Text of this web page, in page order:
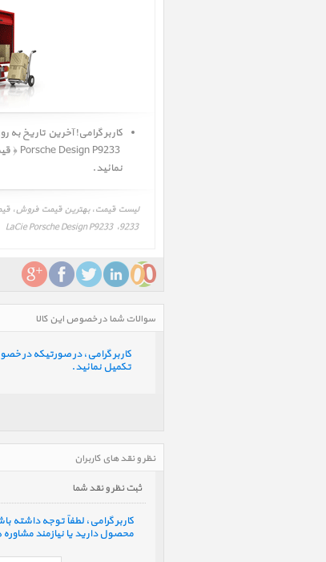
نمائید.
9233، LaCie Porsche Design P9233 ‎
سوالات شما در خصوص این کالا
کاربر گرامی، در صورتیکه در
تکمیل نمائید.
نظر و نقد های کاربران
ثبت نظر و نقد شما
کاربر گرامی، لطفاً توجه
محصول دارید یا نیازمند